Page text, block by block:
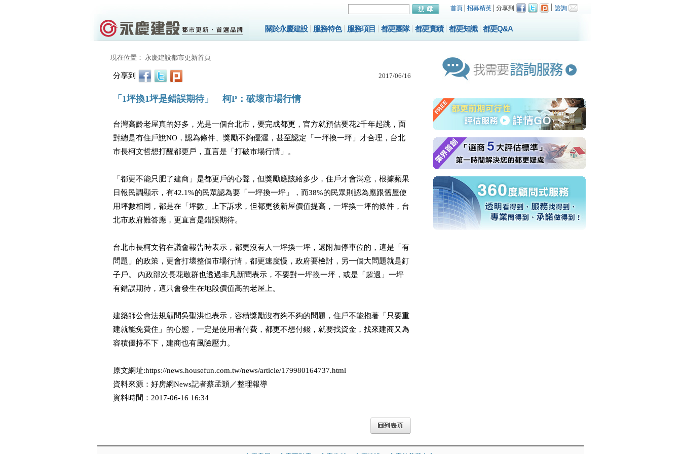
首頁 招募精英 分享到 諮詢
關於永慶建設 服務特色 服務項目 都更團隊 都更實績 都更知識 都更Q&A
現在位置： 永慶建設都市更新首頁
分享到 2017/06/16
「1坪換1坪是錯誤期待」 柯P：破壞市場行情
台灣高齡老屋真的好多，光是一個台北市，要完成都更，官方就預估要花2千年起跳，面
對總是有住戶說NO，認為條件、獎勵不夠優渥，甚至認定「一坪換一坪」才合理，台北
市長柯文哲想打醒都更戶，直言是「打破市場行情」。
「都更不能只肥了建商」是都更戶的心聲，但獎勵應該給多少，住戶才會滿意，根據蘋果
日報民調顯示，有42.1%的民眾認為要「一坪換一坪」，而38%的民眾則認為應跟舊屋使
用坪數相同，都是在「坪數」上下訴求，但都更後新屋價值提高，一坪換一坪的條件，台
北市政府難答應，更直言是錯誤期待。
台北市長柯文哲在議會報告時表示，都更沒有人一坪換一坪，還附加停車位的，這是「有
問題」的政策，更會打壞整個市場行情，都更速度慢，政府要檢討，另一個大問題就是釘
子戶。 內政部次長花敬群也透過非凡新聞表示，不要對一坪換一坪，或是「超過」一坪
有錯誤期待，這只會發生在地段價值高的老屋上。
建築師公會法規顧問吳聖洪也表示，容積獎勵沒有夠不夠的問題，住戶不能抱著「只要重
建就能免費住」的心態，一定是使用者付費，都更不想付錢，就要找資金，找來建商又為
容積僵持不下，建商也有風險壓力。
原文網址:https://news.housefun.com.tw/news/article/179980164737.html
資料來源：好房網News記者蔡孟穎／整理報導
資料時間：2017-06-16 16:34